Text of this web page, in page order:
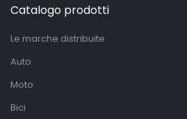
Catalogo prodotti
Le marche distribuite
Auto
Moto
Bici